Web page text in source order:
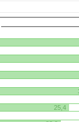
25,4